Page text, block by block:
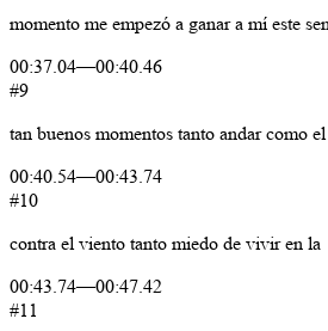
momento me empezó a ganar a mí este
00:37.04—00:40.46
#9
tan buenos momentos tanto andar como el
00:40.54—00:43.74
#10
contra el viento tanto miedo de vivir en la
00:43.74—00:47.42
#11